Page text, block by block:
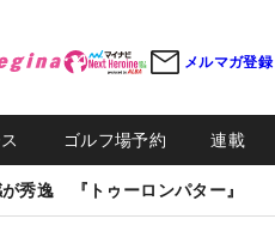
メルマガ登録
ゴルフ場予約 連載
秀逸 『トゥーロンパター』